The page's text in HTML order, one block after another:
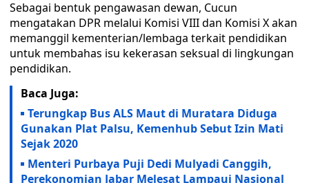
Sebagai bentuk pengawasan dewan, Cucun
mengatakan DPR melalui Komisi VIII dan Komisi X akan
memanggil kementerian/lembaga terkait pendidikan
untuk membahas isu kekerasan seksual di lingkungan
pendidikan.
Baca Juga:
Terungkap Bus ALS Maut di Muratara Diduga
Gunakan Plat Palsu, Kemenhub Sebut Izin Mati
Sejak 2020
Menteri Purbaya Puji Dedi Mulyadi Canggih,
Perekonomian Jabar Melesat Lampaui Nasional